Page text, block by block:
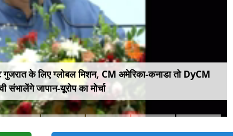
गुजरात के लिए ग्लोबल मिशन, CM अमेरिका-कनाडा तो DyCM
संभालेंगे जापान-यूरोप का मोर्चा